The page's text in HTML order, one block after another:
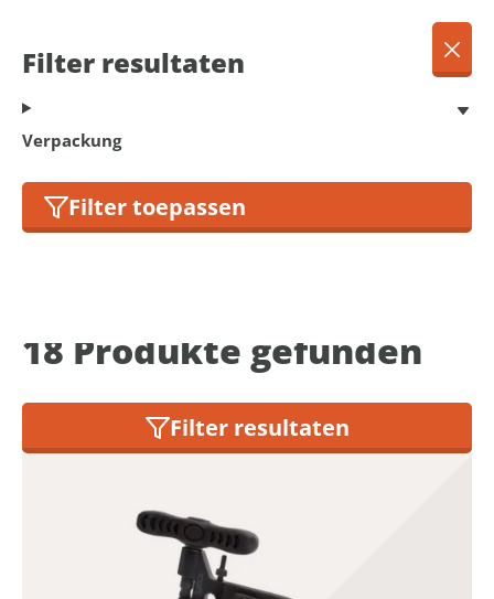
English
Menu
Werkzeug
18 Produkte gefunden
Filter resultaten
Filter resultaten
Verpackung
Filter toepassen